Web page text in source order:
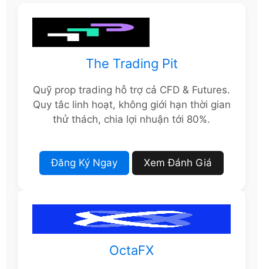
The Trading Pit
Quỹ prop trading hỗ trợ cả CFD & Futures.
Quy tắc linh hoạt, không giới hạn thời gian
thử thách, chia lợi nhuận tới 80%.
Đăng Ký Ngay Xem Đánh Giá
OctaFX